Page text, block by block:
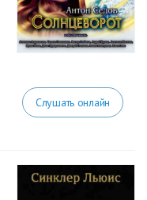
Слушать онлайн